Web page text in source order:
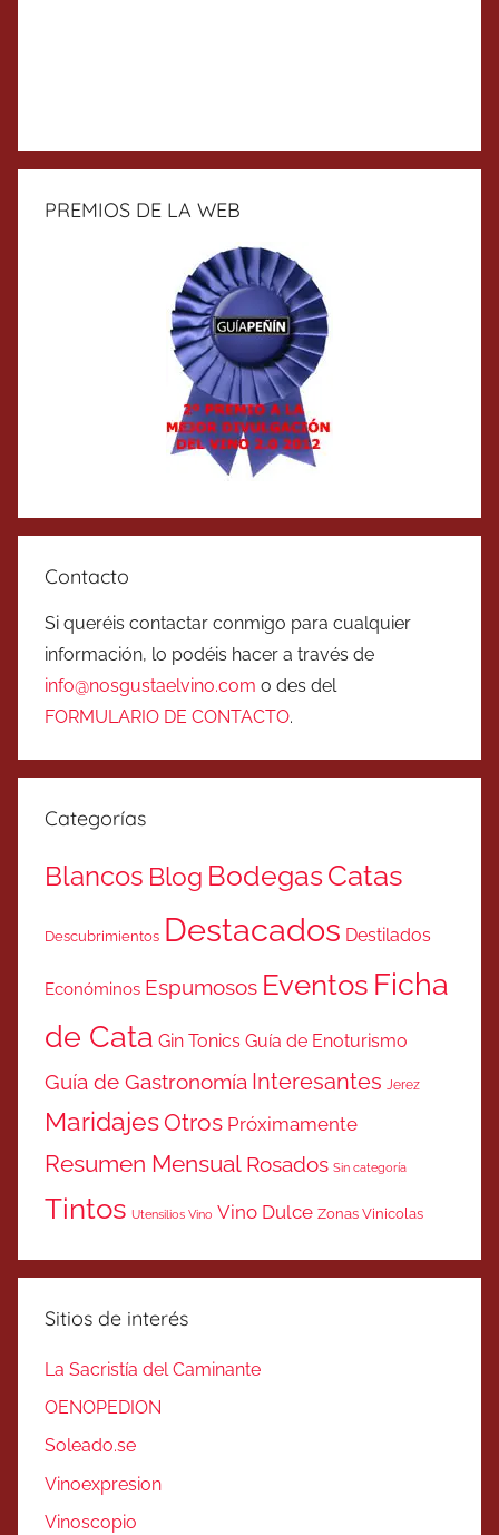
PREMIOS DE LA WEB
Contacto
Si queréis contactar conmigo para cualquier
información, lo podéis hacer a través de
info@nosgustaelvino.com o des del
FORMULARIO DE CONTACTO.
Categorías
Blancos Blog BodegasCatas
Descubrimientos Destacados Destilados
Económinos Espumosos Eventos Ficha
de Cata Gin Tonics Guía de Enoturismo
Guía de Gastronomía Interesantes Jerez
MaridajesOtros Próximamente
Resumen Mensual Rosados Sin categoría
Tintos Utensilios Vino Vino Dulce Zonas Vinicolas
Sitios de interés
La Sacristía del Caminante
OENOPEDION
Soleado.se
Vinoexpresion
Vinoscopio